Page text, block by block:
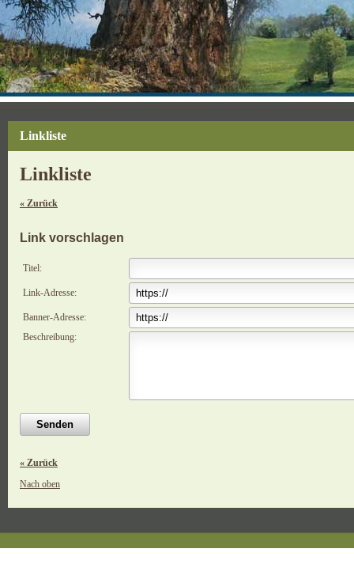
Linkliste
Linkliste
« Zurück
Link vorschlagen
Titel:
Link-Adresse:
Banner-Adresse:
Beschreibung:
« Zurück
Nach oben